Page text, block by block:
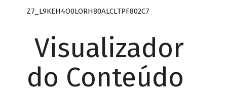
Z7_L9KEH4O0LORH80ALCLTPF802C7
Visualizador
do Conteúdo